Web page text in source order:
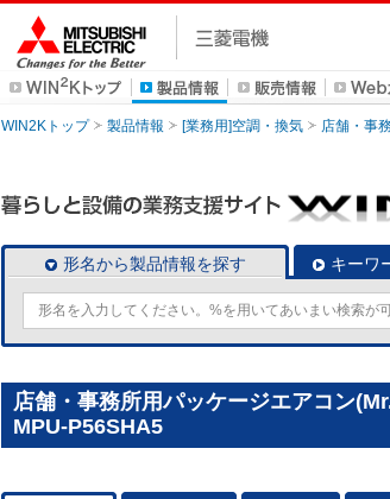
WIN2Kトップ 製品情報 [業務用]空調・換気 店舗・事
形名から製品情報を探す キーワ
店舗・事務所用パッケージエアコン
MPU-P56SHA5